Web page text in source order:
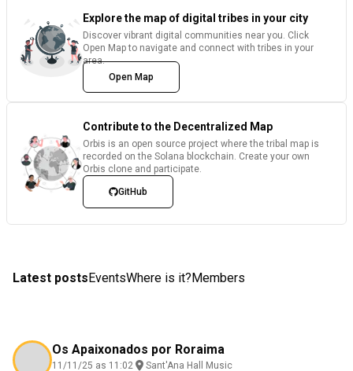
Explore the map of digital tribes in your city
Discover vibrant digital communities near you. Click
Open Map to navigate and connect with tribes in your
area.
Open Map
Contribute to the Decentralized Map
Orbis is an open source project where the tribal map is
recorded on the Solana blockchain. Create your own
Orbis clone and participate.
GitHub
Latest postsEventsWhere is it?Members
Os Apaixonados por Roraima
11/11/25 as 11:02 Sant'Ana Hall Music